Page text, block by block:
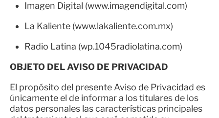
Imagen Digital (www.imagendigital.com)
La Kaliente (www.lakaliente.com.mx)
Radio Latina (wp.1045radiolatina.com)
OBJETO DEL AVISO DE PRIVACIDAD
El propósito del presente Aviso de Privacidad es
únicamente el de informar a los titulares de los
datos personales las características principales